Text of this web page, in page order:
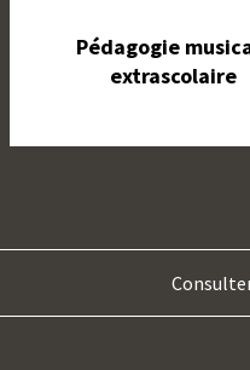
Pédagogie
extrascolaire